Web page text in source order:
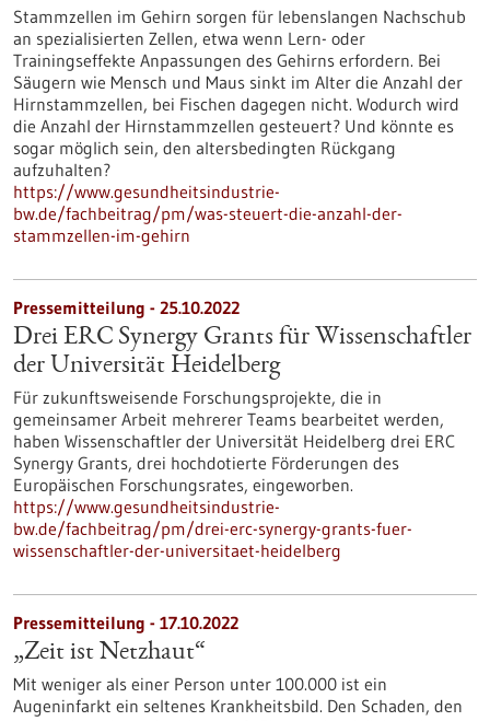
Stammzellen im Gehirn sorgen für lebenslangen Nachschub
an spezialisierten Zellen, etwa wenn Lern- oder
Trainingseffekte Anpassungen des Gehirns erfordern. Bei
Säugern wie Mensch und Maus sinkt im Alter die Anzahl der
Hirnstammzellen, bei Fischen dagegen nicht. Wodurch wird
die Anzahl der Hirnstammzellen gesteuert? Und könnte es
sogar möglich sein, den altersbedingten Rückgang
aufzuhalten?
https://www.gesundheitsindustrie-
bw.de/fachbeitrag/pm/was-steuert-die-anzahl-der-
stammzellen-im-gehirn
Pressemitteilung - 25.10.2022
Drei ERC Synergy Grants für Wissenschaftler
der Universität Heidelberg
Für zukunftsweisende Forschungsprojekte, die in
gemeinsamer Arbeit mehrerer Teams bearbeitet werden,
haben Wissenschaftler der Universität Heidelberg drei ERC
Synergy Grants, drei hochdotierte Förderungen des
Europäischen Forschungsrates, eingeworben.
https://www.gesundheitsindustrie-
bw.de/fachbeitrag/pm/drei-erc-synergy-grants-fuer-
wissenschaftler-der-universitaet-heidelberg
Pressemitteilung - 17.10.2022
„Zeit ist Netzhaut“
Mit weniger als einer Person unter 100.000 ist ein
Augeninfarkt ein seltenes Krankheitsbild. Den Schaden, den